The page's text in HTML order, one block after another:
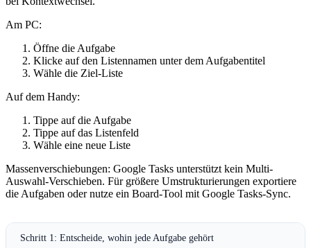
Am PC:
Öffne die Aufgabe
Klicke auf den Listennamen unter dem Aufgabentitel
Wähle die Ziel-Liste
Auf dem Handy:
Tippe auf die Aufgabe
Tippe auf das Listenfeld
Wähle eine neue Liste
Massenverschiebungen: Google Tasks unterstützt kein Multi-
Auswahl-Verschieben. Für größere Umstrukturierungen exportiere
die Aufgaben oder nutze ein Board-Tool mit Google Tasks-Sync.
Schritt 1: Entscheide, wohin jede Aufgabe gehört